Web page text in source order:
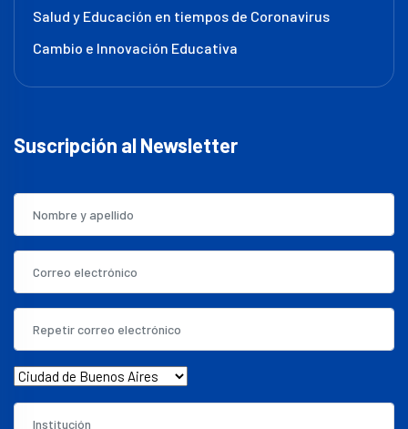
Salud y Educación en tiempos de Coronavirus
Cambio e Innovación Educativa
Suscripción al Newsletter